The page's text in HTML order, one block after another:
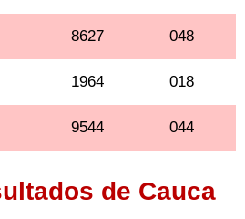
8627 048
1964 018
9544 044
de Cauca